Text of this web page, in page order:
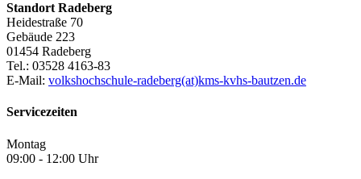
Standort Radeberg
Heidestraße 70
Gebäude 223
01454 Radeberg
Tel.: 03528 4163-83
E-Mail: volkshochschule-radeberg(at)kms-kvhs-bautzen.de
Servicezeiten
Montag
09:00 - 12:00 Uhr